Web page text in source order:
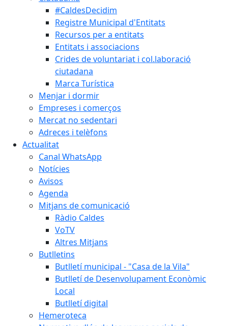
#CaldesDecidim
Registre Municipal d'Entitats
Recursos per a entitats
Entitats i associacions
Crides de voluntariat i col.laboració
ciutadana
Marca Turística
Menjar i dormir
Empreses i comerços
Mercat no sedentari
Adreces i telèfons
Actualitat
Canal WhatsApp
Notícies
Avisos
Agenda
Mitjans de comunicació
Ràdio Caldes
VoTV
Altres Mitjans
Butlletins
Butlletí municipal - "Casa de la Vila"
Butlletí de Desenvolupament Econòmic
Local
Butlletí digital
Hemeroteca